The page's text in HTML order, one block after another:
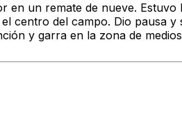
en un remate de nueve.
centro del campo. Dio pausa y
y garra en la zona de